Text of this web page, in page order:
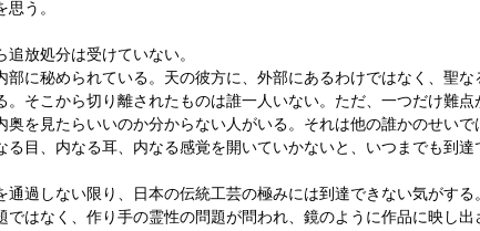
う。
放処分は受けていない。
部に秘められている。天の彼方に、外部にあるわけではなく、聖な
。そこから切り離されたものは誰一人いない。ただ、一つだけ難点
奥を見たらいいのか分からない人がいる。それは他の誰かのせいで
目、内なる耳、内なる感覚を開いていかないと、いつまでも到達
通過しない限り、日本の伝統工芸の極みには到達できない気がする。
はなく、作り手の霊性の問題が問われ、鏡のように作品に映し出